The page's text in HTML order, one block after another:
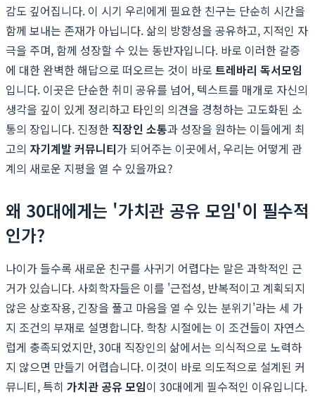
감도 깊어집니다. 이 시기 우리에게 필요한 친구는 단순히 시간을
함께 보내는 존재가 아닙니다. 삶의 방향성을 공유하고, 지적인 자
극을 주며, 함께 성장할 수 있는 동반자입니다. 바로 이러한 갈증
에 대한 완벽한 해답으로 떠오르는 것이 바로 트레바리 독서모임
입니다. 이곳은 단순한 취미 공유를 넘어, 텍스트를 매개로 자신의
생각을 깊이 있게 정리하고 타인의 의견을 경청하는 고도화된 소
통의 장입니다. 진정한 직장인 소통과 성장을 원하는 이들에게 최
고의 자기계발 커뮤니티가 되어주는 이곳에서, 우리는 어떻게 관
계의 새로운 지평을 열 수 있을까요?
왜 30대에게는 '가치관 공유 모임'이 필수적
인가?
나이가 들수록 새로운 친구를 사귀기 어렵다는 말은 과학적인 근
거가 있습니다. 사회학자들은 이를 '근접성, 반복적이고 계획되지
않은 상호작용, 긴장을 풀고 마음을 열 수 있는 분위기'라는 세 가
지 조건의 부재로 설명합니다. 학창 시절에는 이 조건들이 자연스
럽게 충족되었지만, 30대 직장인의 삶에서는 의식적으로 노력하
지 않으면 만들기 어렵습니다. 이것이 바로 의도적으로 설계된 커
뮤니티, 특히 가치관 공유 모임이 30대에게 필수적인 이유입니다.